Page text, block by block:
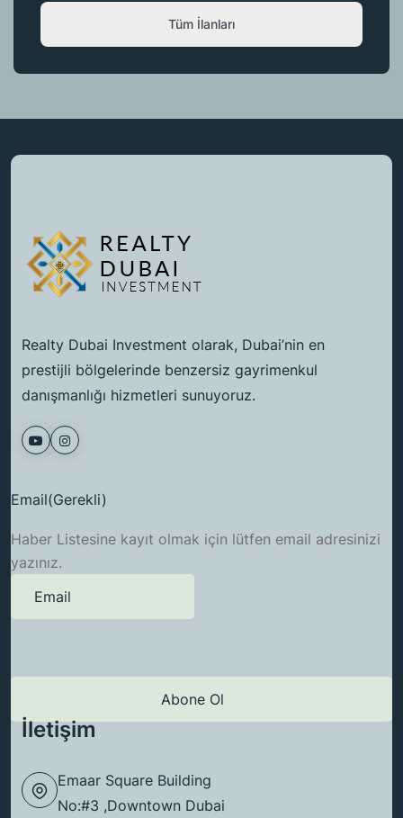
Tüm İlanları
Realty Dubai Investment olarak, Dubai’nin en
prestijli bölgelerinde benzersiz gayrimenkul
danışmanlığı hizmetleri sunuyoruz.
Email(Gerekli)
Haber Listesine kayıt olmak için lütfen email adresinizi
yazınız.
İletişim
Emaar Square Building
No:#3 ,Downtown Dubai